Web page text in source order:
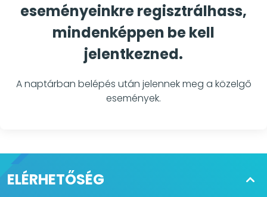
eseményeinkre regisztrálhass,
mindenképpen be kell
jelentkezned.
A naptárban belépés után jelennek meg a közelgő
események.
ELÉRHETŐSÉG